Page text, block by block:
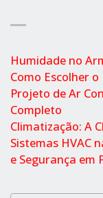
Humidade no
Como Escolher
Projeto de Ar
Completo
Climatização: A
Sistemas HVAC
e Segurança em